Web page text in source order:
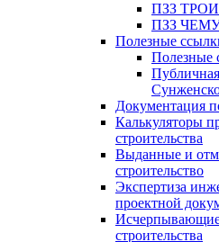
ПЗЗ
ПЗЗ
Полезные
Полезные
Публичная
Документация
Калькуляторы
строительства
Выданные и
строительство
Экспертиза
проектной
Исчерпывающие
строительства